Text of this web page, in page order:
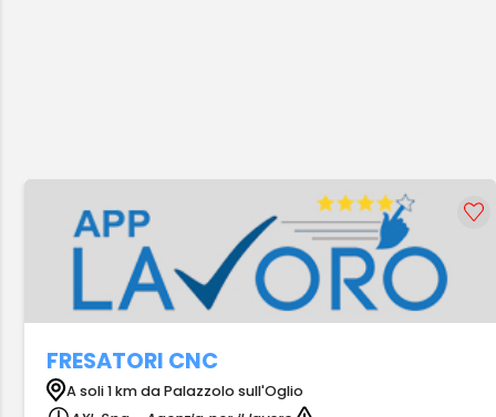
FRESATORI CNC
A soli 1 km da Palazzolo sull'Oglio